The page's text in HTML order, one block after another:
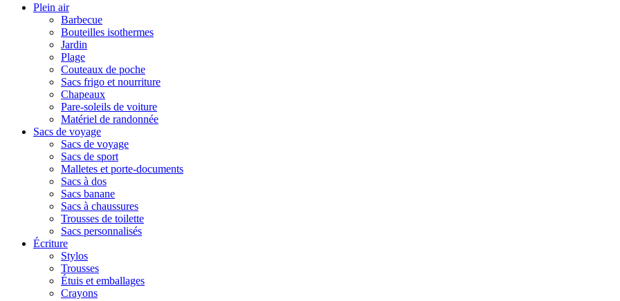
Plein air
Barbecue
Bouteilles isothermes
Jardin
Plage
Couteaux de poche
Sacs frigo et nourriture
Chapeaux
Pare-soleils de voiture
Matériel de randonnée
Sacs de voyage
Sacs de voyage
Sacs de sport
Malletes et porte-documents
Sacs à dos
Sacs banane
Sacs à chaussures
Trousses de toilette
Sacs personnalisés
Écriture
Stylos
Trousses
Étuis et emballages
Crayons